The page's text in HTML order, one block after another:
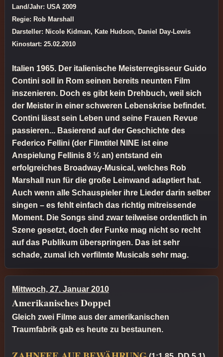
Land/Jahr: USA 2009
Regie: Rob Marshall
Darsteller: Nicole Kidman, Kate Hudson, Daniel Day-Lewis
Kinostart: 25.02.2010
Italien 1965. Der italienische Meisterregisseur Guido
Contini soll in Rom seinen bereits neunten Film
inszenieren. Doch es gibt kein Drehbuch, weil sich
der Meister in einer schweren Lebenskrise befindet.
Contini lässt sein Leben und seine Frauen Revue
passieren... Basierend auf der Geschichte des
Federico Fellini (der Filmtitel NINE ist eine
Anspielung Fellinis 8 ½ an) entstand ein
erfolgreiches Broadway-Musical, welches Rob
Marshall nun für die große Leinwand adaptiert hat.
Auch wenn alle Schauspieler ihre Lieder darin selber
singen – es fehlt einfach das richtig mitreissende
Moment. Die Songs sind zwar teilweise ordentlich in
Szene gesetzt, doch der Funke mag nicht so recht
auf das Publikum überspringen. Das ist sehr
schade, zumal ich verfilmte Musicals sehr mag.
Mittwoch, 27. Januar 2010
Amerikanisches Doppel
Gleich zwei Filme aus der amerikanischen
Traumfabrik gab es heute zu bestaunen.